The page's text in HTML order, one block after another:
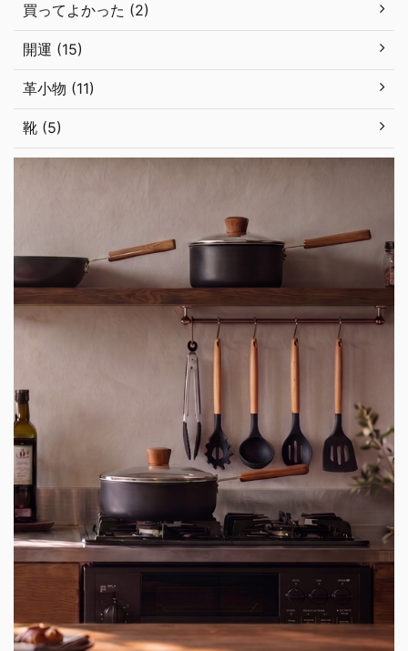
買ってよかった (2)
開運 (15)
革小物 (11)
靴 (5)